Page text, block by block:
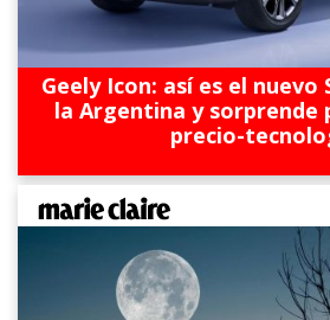
Geely Icon: así es el nuevo
la Argentina y sorprende
precio-